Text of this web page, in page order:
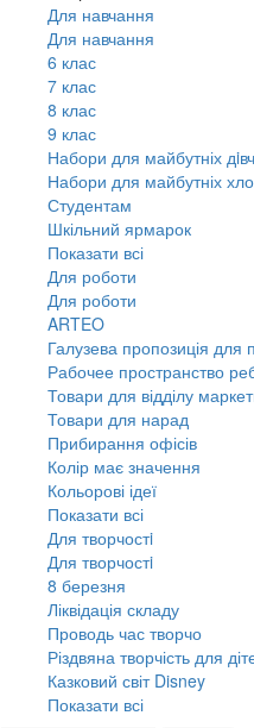
Для навчання
Для навчання
6 клас
7 клас
8 клас
9 клас
Набори для майбутніх
Набори для майбутніх
Студентам
Шкільний ярмарок
Показати всі
Для роботи
Для роботи
ARTEO
Галузева пропозиція для
Рабочее пространство
Товари для відділу
Товари для нарад
Прибирання офісів
Колір має значення
Кольорові ідеї
Показати всі
Для творчостi
Для творчостi
8 березня
Ліквідація складу
Проводь час творчо
Різдвяна творчість для
Казковий світ Disney
Показати всі